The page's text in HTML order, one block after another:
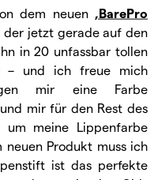
dem neuen ‚BarePro
der jetzt gerade auf den
in 20 unfassbar tollen
– und ich freue mich
mir eine Farbe
mir für den Rest des
um meine Lippenfarbe
neuen Produkt muss ich
ist das perfekte